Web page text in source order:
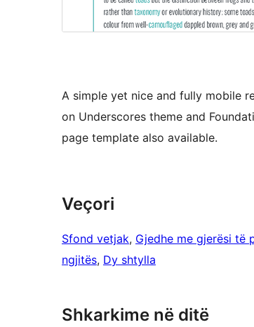
A simple yet nice and fully mobile
on Underscores theme and
page template also available.
Veçori
Sfond vetjak, Gjedhe me gjerësi të
ngjitës, Dy shtylla
Shkarkime në ditë